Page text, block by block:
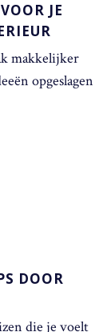
JE
makkelijker
opgeslagen
DOOR
die je voelt